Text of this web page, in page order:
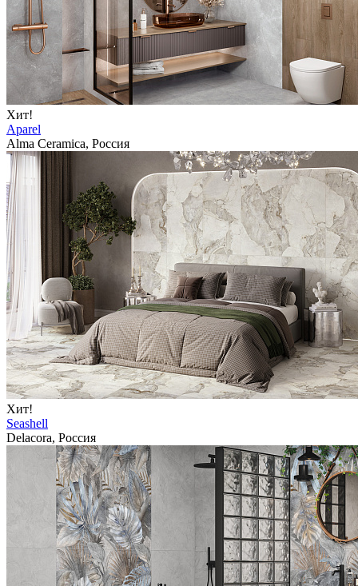
Хит!
Aparel
Alma Ceramica, Россия
Хит!
Seashell
Delacora, Россия